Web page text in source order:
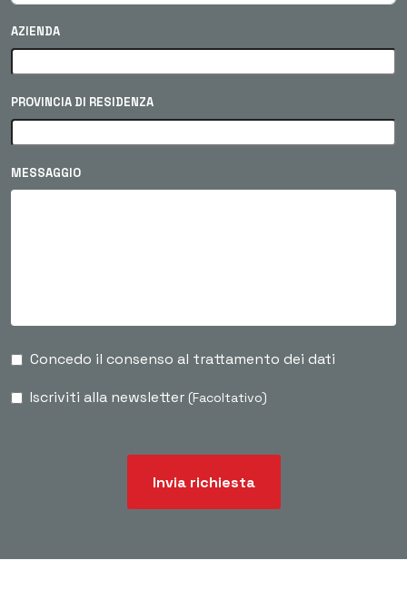
AZIENDA
PROVINCIA DI RESIDENZA
MESSAGGIO
Concedo il consenso al trattamento dei dati
Iscriviti alla newsletter (Facoltativo)
Invia richiesta